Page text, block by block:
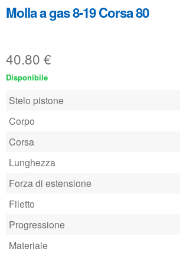
Molla a gas 8-19 Corsa 80
40.80 €
Disponibile
Stelo pistone
Corpo
Corsa
Lunghezza
Forza di estensione
Filetto
Progressione
Materiale